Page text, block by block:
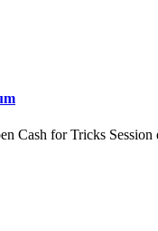
Cash for Tricks Session